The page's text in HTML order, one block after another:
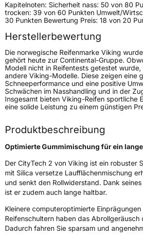
FahrzeugtypPKW
ModellnameCitytech 2
FahrzeugartPKW & SUV
Weitere Eigenschaften
SchlauchtypTL
ZustandNeureifen
EffizienzD
Rollgeräusch (Klasse) B
Kapitelnoten: Sicherheit nass: 50 von 80
trocken: 39 von 60 Punkten Umwelt/
30 Punkten Bewertung Preis: 18 von 20
Herstellerbewertung
Die norwegische Reifenmarke Viking
gehört heute zur Continental-Gruppe.
Modell nicht in Reifentests getestet
andere Viking-Modelle. Diese zeigen eine
Schneeperformance und eine positive
Schwächen im Nasshandling und in der
Insgesamt bieten Viking-Reifen sportliche
eine solide Leistung zu einem günstigen
Produktbeschreibung
Optimierte Gummimischung für ein
Der CityTech 2 von Viking ist ein robuster
mit Silica versetze Laufflächenmischung
und senkt den Rollwiderstand. Dank
ist er zudem auch lange haltbar.
Kleinere computeroptimierte Einprägungen
Reifenschultern haben das Abrollgeräusch
Dadurch fahren Sie sparsam und